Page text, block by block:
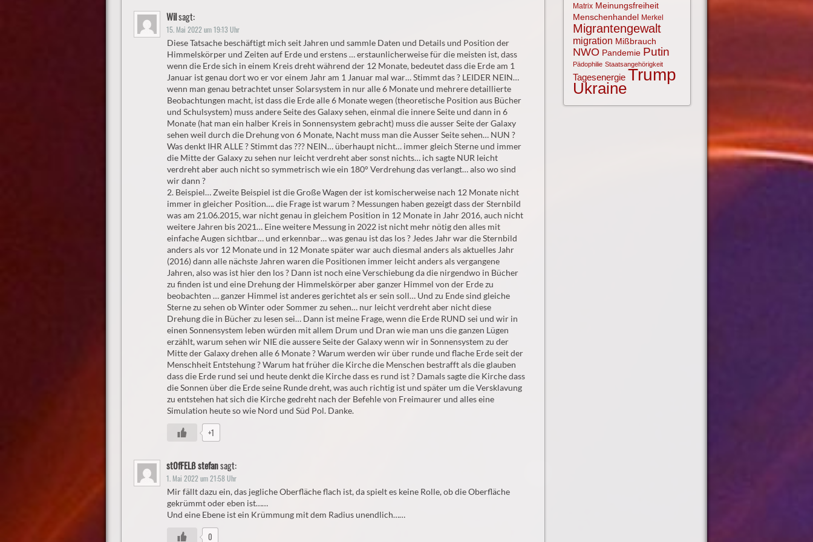
Wilsagt:
15. Mai 2022 um 19:13 Uhr
Diese Tatsache beschäftigt mich seit Jahren und sammle Daten und Details und Position der
Himmelskörper und Zeiten auf Erde und erstens … erstaunlicherweise für die meisten ist, dass
wenn die Erde sich in einem Kreis dreht während der 12 Monate, bedeutet dass die Erde am 1
Januar ist genau dort wo er vor einem Jahr am 1 Januar mal war… Stimmt das ? LEIDER NEIN…
wenn man genau betrachtet unser Solarsystem in nur alle 6 Monate und mehrere detaillierte
Beobachtungen macht, ist dass die Erde alle 6 Monate wegen (theoretische Position aus Bücher
und Schulsystem) muss andere Seite des Galaxy sehen, einmal die innere Seite und dann in 6
Monate (hat man ein halber Kreis in Sonnensystem gebracht) muss die ausser Seite der Galaxy
sehen weil durch die Drehung von 6 Monate, Nacht muss man die Ausser Seite sehen… NUN ?
Was denkt IHR ALLE ? Stimmt das ??? NEIN… überhaupt nicht… immer gleich Sterne und immer
die Mitte der Galaxy zu sehen nur leicht verdreht aber sonst nichts… ich sagte NUR leicht
verdreht aber auch nicht so symmetrisch wie ein 180° Verdrehung das verlangt… also wo sind
wir dann ?
2. Beispiel… Zweite Beispiel ist die Große Wagen der ist komischerweise nach 12 Monate nicht
immer in gleicher Position…. die Frage ist warum ? Messungen haben gezeigt dass der Sternbild
was am 21.06.2015, war nicht genau in gleichem Position in 12 Monate in Jahr 2016, auch nicht
weitere Jahren bis 2021… Eine weitere Messung in 2022 ist nicht mehr nötig den alles mit
einfache Augen sichtbar… und erkennbar… was genau ist das los ? Jedes Jahr war die Sternbild
anders als vor 12 Monate und in 12 Monate später war auch diesmal anders als aktuelles Jahr
(2016) dann alle nächste Jahren waren die Positionen immer leicht anders als vergangene
Jahren, also was ist hier den los ? Dann ist noch eine Verschiebung da die nirgendwo in Bücher
zu finden ist und eine Drehung der Himmelskörper aber ganzer Himmel von der Erde zu
beobachten … ganzer Himmel ist anderes gerichtet als er sein soll… Und zu Ende sind gleiche
Sterne zu sehen ob Winter oder Sommer zu sehen… nur leicht verdreht aber nicht diese
Drehung die in Bücher zu lesen sei… Dann ist meine Frage, wenn die Erde RUND sei und wir in
einen Sonnensystem leben würden mit allem Drum und Dran wie man uns die ganzen Lügen
erzählt, warum sehen wir NIE die aussere Seite der Galaxy wenn wir in Sonnensystem zu der
Mitte der Galaxy drehen alle 6 Monate ? Warum werden wir über runde und flache Erde seit der
Menschheit Entstehung ? Warum hat früher die Kirche die Menschen bestrafft als die glauben
dass die Erde rund sei und heute denkt die Kirche dass es rund ist ? Damals sagte die Kirche dass
die Sonnen über die Erde seine Runde dreht, was auch richtig ist und später um die Versklavung
zu entstehen hat sich die Kirche gedreht nach der Befehle von Freimaurer und alles eine
Simulation heute so wie Nord und Süd Pol. Danke.
+1
st0fFELß stefansagt:
1. Mai 2022 um 21:58 Uhr
Mir fällt dazu ein, das jegliche Oberfläche flach ist, da spielt es keine Rolle, ob die Oberfläche
gekrümmt oder eben ist……
Und eine Ebene ist ein Krümmung mit dem Radius unendlich……
0
Matrix Meinungsfreiheit
Menschenhandel Merkel
Migrantengewalt
migration Mißbrauch
NWO Pandemie Putin
Pädophilie Staatsangehörigkeit
Tagesenergie Trump
Ukraine